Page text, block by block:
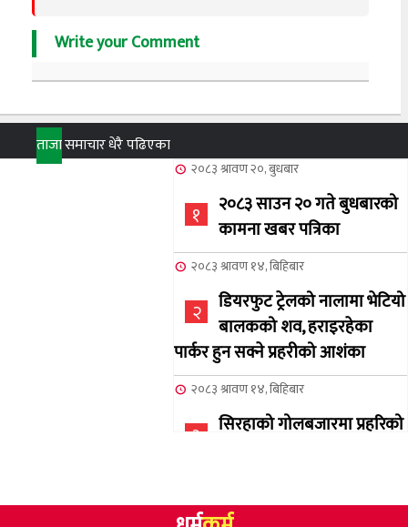
Write your Comment
ताजासमाचारधेरै पढिएका
२०८३ श्रावण २०, बुधबार
१
२०८३ साउन २० गते बुधबारको
कामना खबर पत्रिका
२०८३ श्रावण १४, बिहिबार
२
डियरफुट ट्रेलको नालामा भेटियो
बालकको शव, हराइरहेका
पार्कर हुन सक्ने प्रहरीको आशंका
२०८३ श्रावण १४, बिहिबार
३
सिरहाको गोलबजारमा प्रहरिको